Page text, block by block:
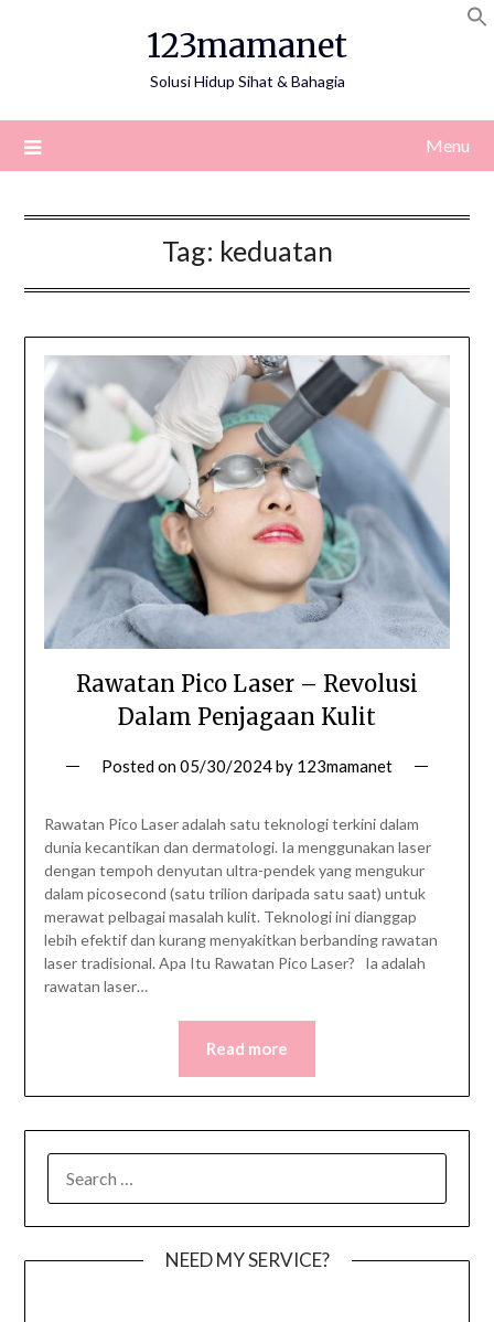
123mamanet
Solusi Hidup Sihat & Bahagia
Menu
Tag: keduatan
Rawatan Pico Laser – Revolusi
Dalam Penjagaan Kulit
Posted on05/30/2024by 123mamanet
Rawatan Pico Laser adalah satu teknologi terkini dalam
dunia kecantikan dan dermatologi. Ia menggunakan laser
dengan tempoh denyutan ultra-pendek yang mengukur
dalam picosecond (satu trilion daripada satu saat) untuk
merawat pelbagai masalah kulit. Teknologi ini dianggap
lebih efektif dan kurang menyakitkan berbanding rawatan
laser tradisional. Apa Itu Rawatan Pico Laser? Ia adalah
rawatan laser…
Read more
FOR:
NEED MY SERVICE?